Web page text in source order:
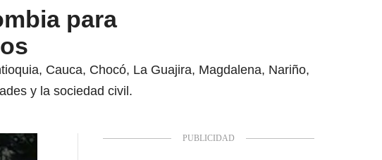
para
Cauca, Chocó, La Guajira, Magdalena, Nariño,
y la sociedad civil.